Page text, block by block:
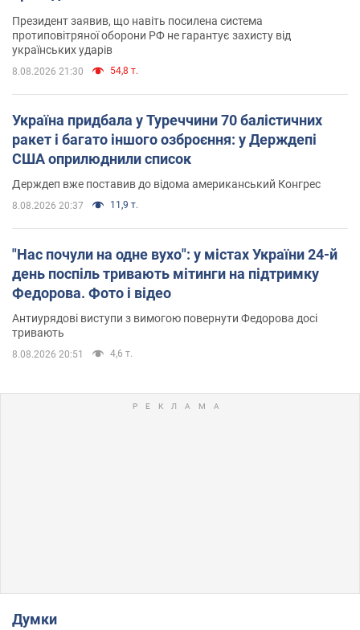
Президент заявив, що навіть посилена система
протиповітряної оборони РФ не гарантує захисту від
українських ударів
8.08.2026 21:30 54,8 т.
Україна придбала у Туреччини 70 балістичних
ракет і багато іншого озброєння: у Держдепі
США оприлюднили список
Держдеп вже поставив до відома американський Конгрес
8.08.2026 20:37 11,9 т.
"Нас почули на одне вухо": у містах України 24-й
день поспіль тривають мітинги на підтримку
Федорова. Фото і відео
Антиурядові виступи з вимогою повернути Федорова досі
тривають
8.08.2026 20:51 4,6 т.
Думки